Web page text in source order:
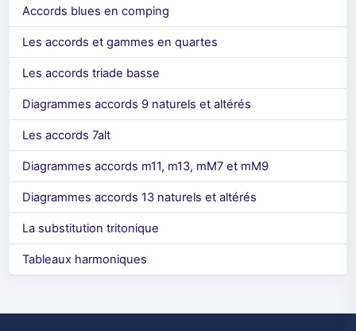
Accords blues en comping
Les accords et gammes en quartes
Les accords triade basse
Diagrammes accords 9 naturels et altérés
Les accords 7alt
Diagrammes accords m11, m13, mM7 et mM9
Diagrammes accords 13 naturels et altérés
La substitution tritonique
Tableaux harmoniques